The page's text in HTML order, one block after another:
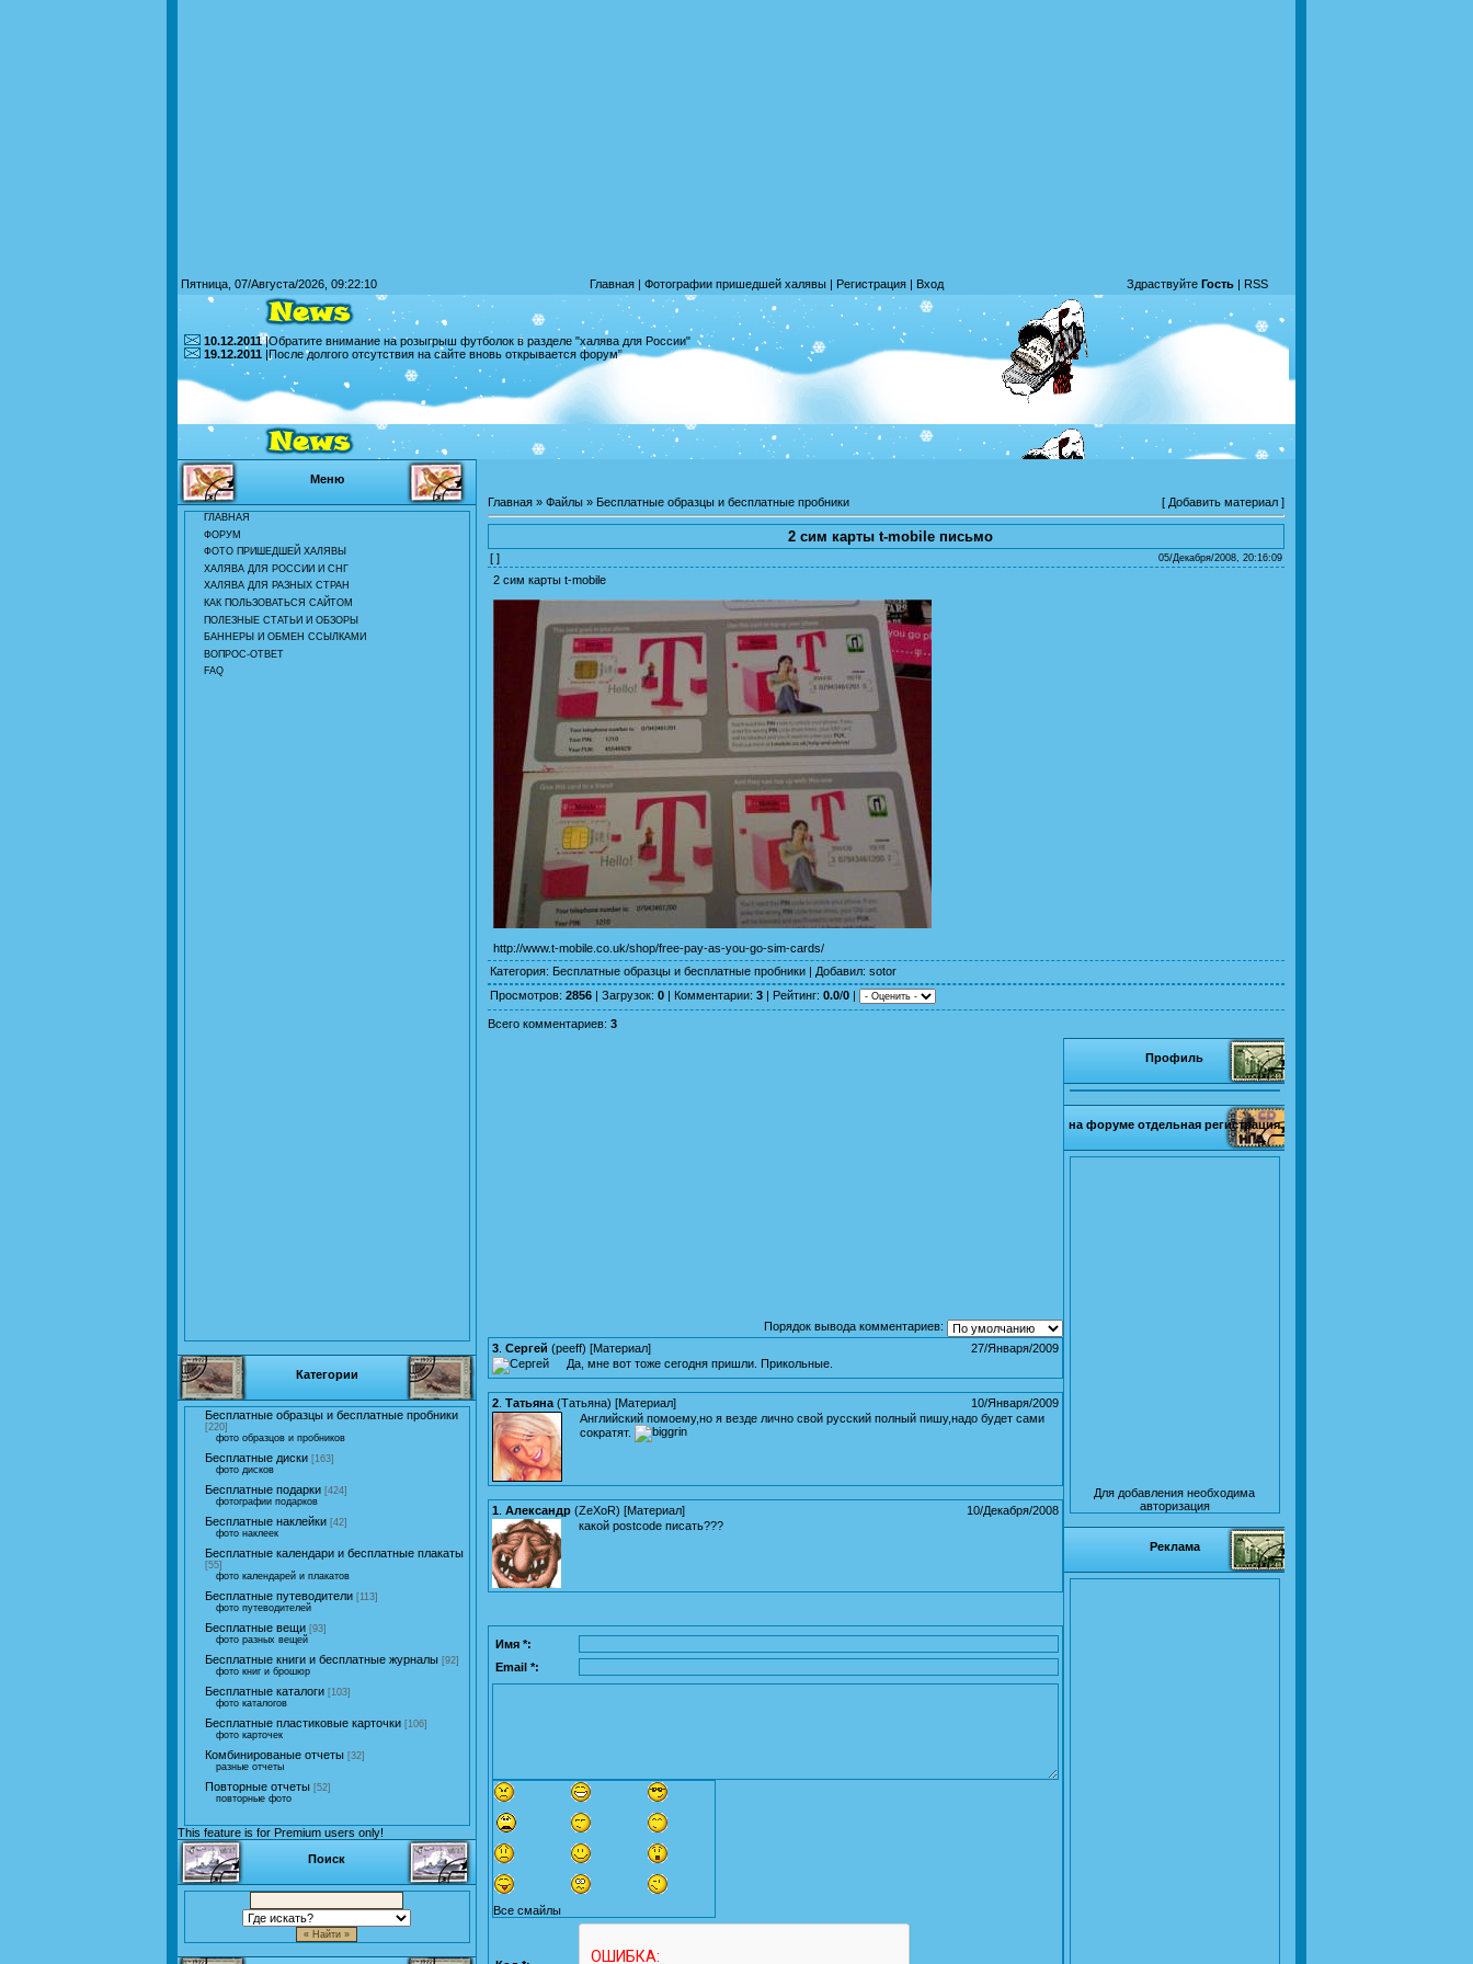
Пятница, 07/Августа/2026, 09:22:10 Главная | Фотографии пришедшей халявы | Регистрация | Вход Здраствуйте Гость | RSS
10.12.2011|Обратите внимание на розыгрыш футболок в разделе "халява для России"
19.12.2011 |После долгого отсутствия на сайте вновь открывается форум"
Меню
ГЛАВНАЯ
ФОРУМ
ФОТО ПРИШЕДШЕЙ ХАЛЯВЫ
ХАЛЯВА ДЛЯ РОССИИ И СНГ
ХАЛЯВА ДЛЯ РАЗНЫХ СТРАН
КАК ПОЛЬЗОВАТЬСЯ САЙТОМ
ПОЛЕЗНЫЕ СТАТЬИ И ОБЗОРЫ
БАННЕРЫ И ОБМЕН ССЫЛКАМИ
ВОПРОС-ОТВЕТ
FAQ
Категории
Бесплатные образцы и бесплатные пробники
[220]
фото образцов и пробников
Бесплатные диски [163]
фото дисков
Бесплатные подарки [424]
фотографии подарков
Бесплатные наклейки [42]
фото наклеек
Бесплатные календари и бесплатные плакаты
[55]
фото календарей и плакатов
Бесплатные путеводители [113]
фото путеводителей
Бесплатные вещи [93]
фото разных вещей
Бесплатные книги и бесплатные журналы [92]
фото книг и брошюр
Бесплатные каталоги [103]
фото каталогов
Бесплатные пластиковые карточки [106]
фото карточек
Комбинированые отчеты [32]
разные отчеты
Повторные отчеты [52]
повторные фото
This feature is for Premium users only!
Поиск
Главная » Файлы » Бесплатные образцы и бесплатные пробники [ Добавить материал ]
2 сим карты t-mobile письмо
[ ] 05/Декабря/2008, 20:16:09
2 сим карты t-mobile
http://www.t-mobile.co.uk/shop/free-pay-as-you-go-sim-cards/
Категория: Бесплатные образцы и бесплатные пробники | Добавил: sotor
Просмотров: 2856 | Загрузок: 0 | Комментарии: 3 | Рейтинг: 0.0/0 |
Всего комментариев: 3
Порядок вывода комментариев:
27/Января/2009
3 Сергей (peeff) [Материал]
Да, мне вот тоже сегодня пришли. Прикольные.
10/Января/2009
2 Татьяна (Татьяна) [Материал]
Английский помоему,но я везде лично свой русский полный пишу,надо будет сами
сократят.
10/Декабря/2008
1 Александр (ZeXoR) [Материал]
какой postcode писать???
Имя *:
Email *:
Все смайлы
Профиль
на форуме отдельная регистрация
Для добавления необходима
авторизация
Реклама